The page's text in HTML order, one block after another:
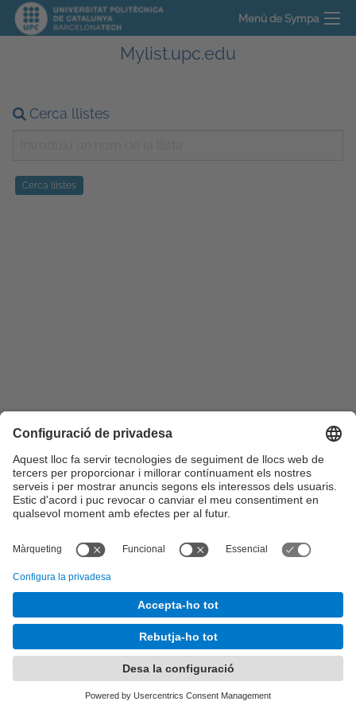
Menú de Sympa
Mylist.upc.edu
Cerca llistes
Configuració de privadesa
©UPC. Universitat Politècnica de Catalunya · BarcelonaTech
Sobre aquesta web -Seu Electrònica-Contacte- Accessibilitat-Avís legal
És una adaptació de